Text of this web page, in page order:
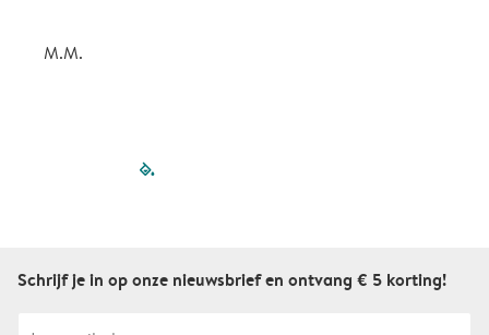
M.M.
filled-pagination
Schrijf je in op onze nieuwsbrief en ontvang € 5 korting!